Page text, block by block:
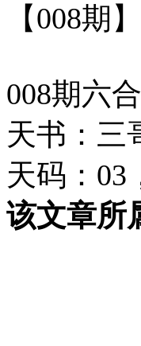
【008期
008期六
天书：三
天码：03
该文章所